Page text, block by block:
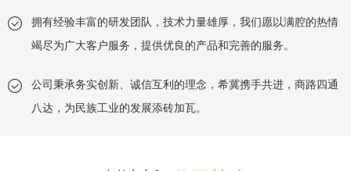
拥有经验丰富的研发团队，技术力量雄厚，我们愿以满腔的热情
竭尽为广大客户服务，提供优良的产品和完善的服务。
公司秉承务实创新、诚信互利的理念，希冀携手共进，商路四通
八达，为民族工业的发展添砖加瓦。